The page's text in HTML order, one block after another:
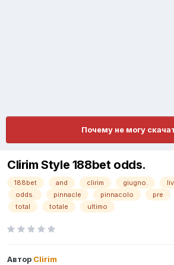
Почему не могу
Clirim Style 188bet odds.
188bet and clirim giugno.
odds.
pinnacle pinnacolo pre
total
totale ultimo
Автор Clirim